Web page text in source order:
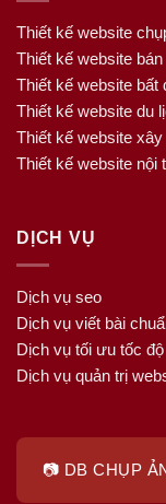
Thiết kế website
Thiết kế website bán
Thiết kế website bất
Thiết kế website du
Thiết kế website
Thiết kế website nội
DỊCH VỤ
Dịch vụ seo
Dịch vụ viết bài
Dịch vụ tối ưu tốc
Dịch vụ quản trị
📷 DB CHỤP